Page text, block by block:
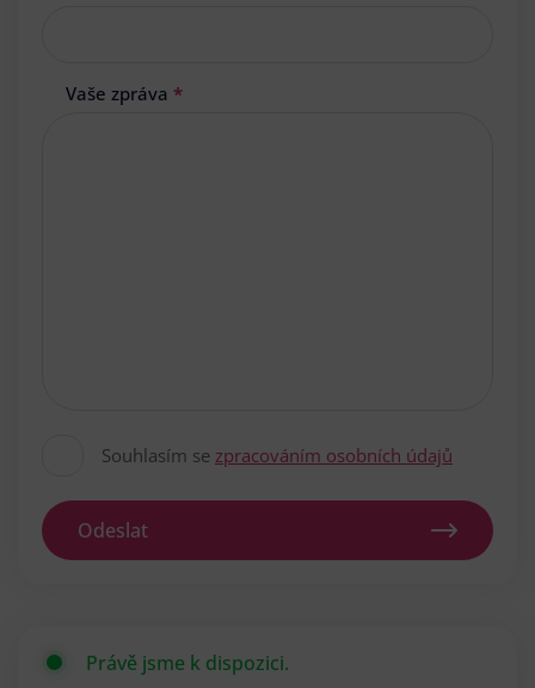
Vaše zpráva *
Souhlasím se zpracováním osobních údajů
Odeslat
Právě jsme k dispozici.